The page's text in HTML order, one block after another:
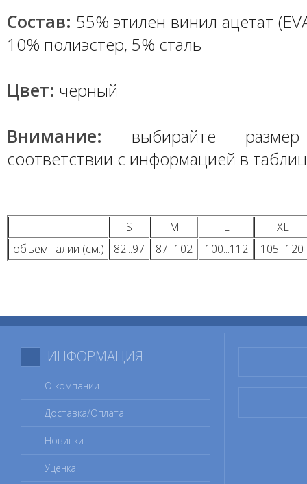
Состав: 55% этилен винил ацетат
10% полиэстер, 5% сталь
Цвет: черный
Внимание: выбирайте
соответствии с информацией в
S М L
XL
объем талии (см.)
82...97 87...102 100...112 105...120
ИНФОРМАЦИЯ
О компании
Доставка/Оплата
Новинки
Уценка